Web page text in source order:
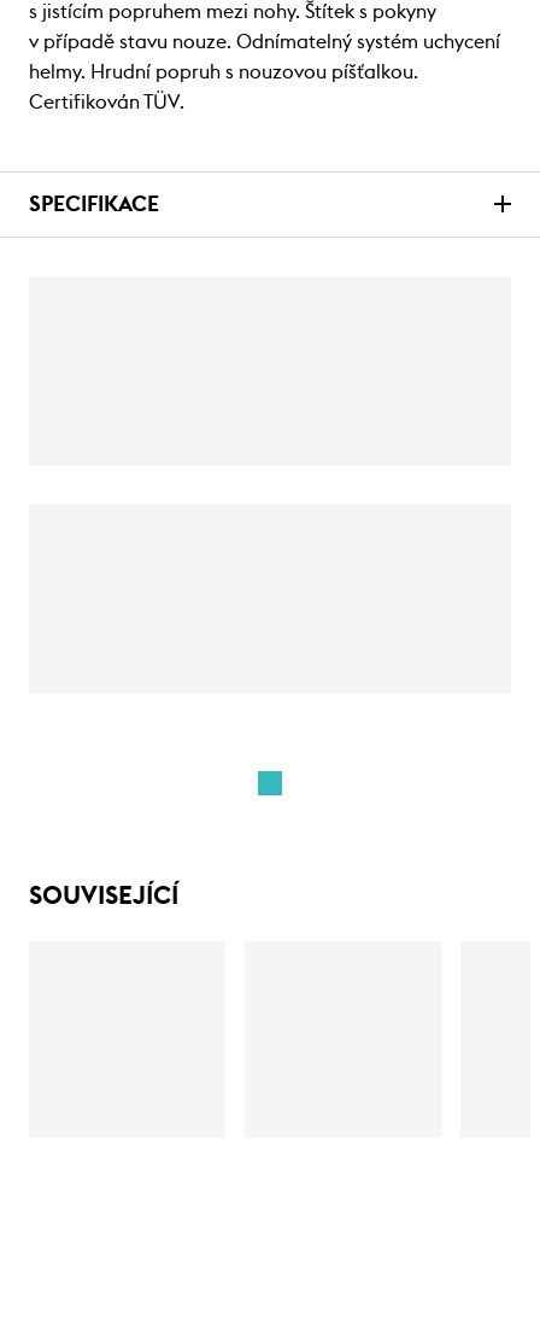
s jistícím popruhem mezi nohy. Štítek s pokyny
v případě stavu nouze. Odnímatelný systém uchycení
helmy. Hrudní popruh s nouzovou píšťalkou.
Certifikován TÜV.
SPECIFIKACE
SOUVISEJÍCÍ